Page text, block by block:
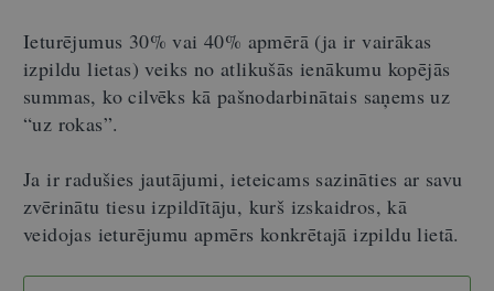
Ieturējumus 30% vai 40% apmērā (ja ir vairākas
izpildu lietas) veiks no atlikušās ienākumu kopējās
summas, ko cilvēks kā pašnodarbinātais saņems uz
“uz rokas”.
Ja ir radušies jautājumi, ieteicams sazināties ar savu
zvērinātu tiesu izpildītāju, kurš izskaidros, kā
veidojas ieturējumu apmērs konkrētajā izpildu lietā.